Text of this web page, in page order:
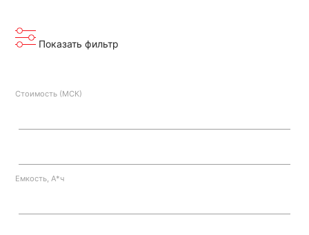
Показать фильтр
Стоимость (МСК)
Емкость, А*ч